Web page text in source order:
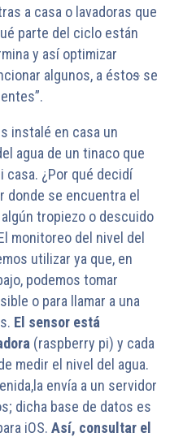
a casa o lavadoras que
parte del ciclo están
y así optimizar
algunos, a éstos se
instalé en casa un
agua de un tinaco que
casa. ¿Por qué decidí
donde se encuentra el
tropiezo o descuido
monitoreo del nivel del
utilizar ya que, en
podemos tomar
o para llamar a una
El sensor está
(raspberry pi) y cada
medir el nivel del agua.
envía a un servidor
dicha base de datos es
iOS. Así, consultar el